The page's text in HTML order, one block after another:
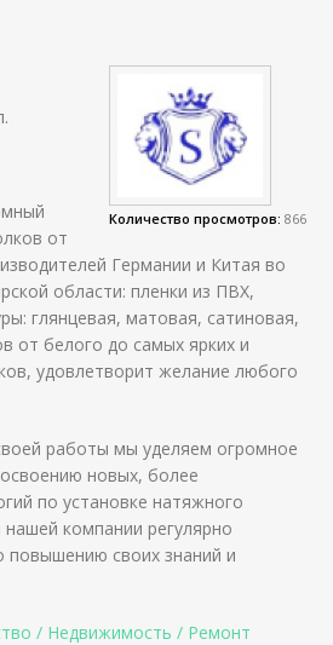
Количество просмотров: 866
от
Германии и Китая во
области: пленки из ПВХ,
глянцевая, матовая, сатиновая,
от белого до самых ярких и
удовлетворит желание любого
работы мы уделяем огромное
новых, более
по установке натяжного
компании регулярно
повышению своих знаний и
/ Недвижимость / Ремонт